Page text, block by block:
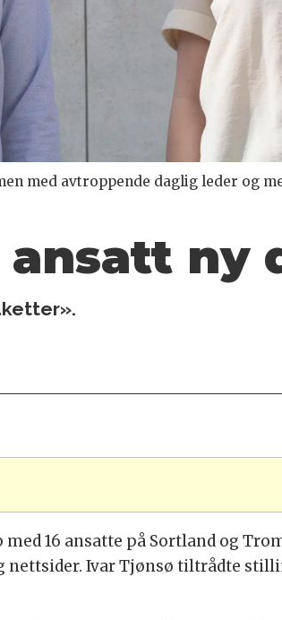
med avtroppende daglig leder og
ny
16 ansatte på Sortland og
Ivar Tjønsø tiltrådte